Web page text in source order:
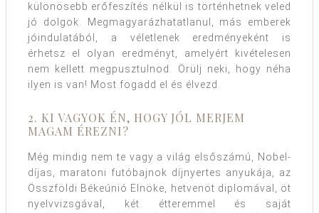
különösebb erőfeszítés nélkül is történhetnek veled
jó dolgok. Megmagyarázhatatlanul, más emberek
jóindulatából, a véletlenek eredményeként is
érhetsz el olyan eredményt, amelyért kivételesen
nem kellett megpusztulnod. Örülj neki, hogy néha
ilyen is van! Most fogadd el és élvezd.
2. KI VAGYOK ÉN, HOGY JÓL MERJEM
MAGAM ÉREZNI?
Még mindig nem te vagy a világ elsőszámú, Nobel-
díjas, maratoni futóbajnok díjnyertes anyukája, az
Összföldi Békeúnió Elnöke, hetvenöt diplomával, öt
nyelvvizsgával, két étteremmel és saját